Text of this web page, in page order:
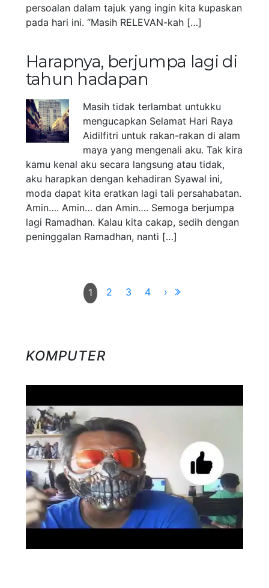
persoalan dalam tajuk yang ingin kita kupaskan
pada hari ini. “Masih RELEVAN-kah […]
Harapnya, berjumpa lagi di
tahun hadapan
Masih tidak terlambat untukku
mengucapkan Selamat Hari Raya
Aidilfitri untuk rakan-rakan di alam
maya yang mengenali aku. Tak kira
kamu kenal aku secara langsung atau tidak,
aku harapkan dengan kehadiran Syawal ini,
moda dapat kita eratkan lagi tali persahabatan.
Amin…. Amin… dan Amin…. Semoga berjumpa
lagi Ramadhan. Kalau kita cakap, sedih dengan
peninggalan Ramadhan, nanti […]
1 2 3 4 ›
KOMPUTER